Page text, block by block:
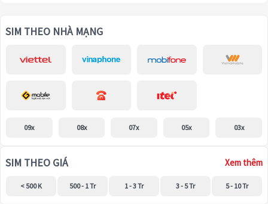
SIM THEO NHÀ MẠNG
09x 08x 07x 05x 03x
SIM THEO GIÁ Xem thêm
< 500 K 500 - 1 Tr 1 - 3 Tr 3 - 5 Tr 5 - 10 Tr